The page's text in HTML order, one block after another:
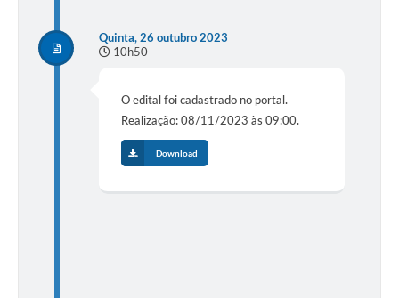
Quinta, 26 outubro 2023
10h50
O edital foi cadastrado no portal.
Realização: 08/11/2023 às 09:00.
Download